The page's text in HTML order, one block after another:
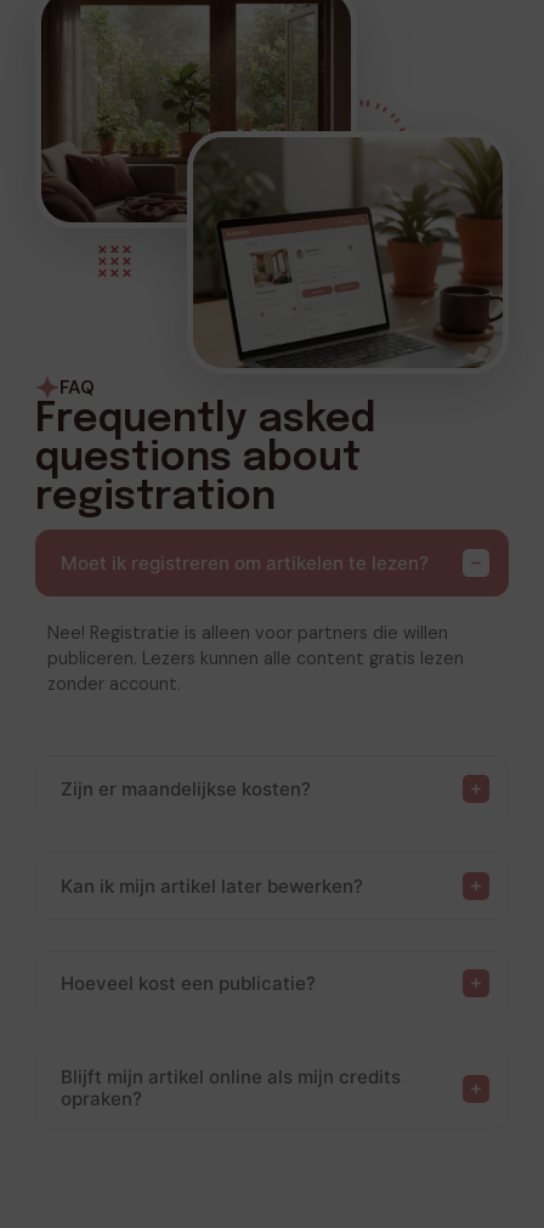
FAQ
Frequently asked
questions about
registration
Moet ik registreren om artikelen te lezen?
Nee! Registratie is alleen voor partners die willen
publiceren. Lezers kunnen alle content gratis lezen
zonder account.
Zijn er maandelijkse kosten?
Kan ik mijn artikel later bewerken?
Hoeveel kost een publicatie?
Blijft mijn artikel online als mijn credits
opraken?